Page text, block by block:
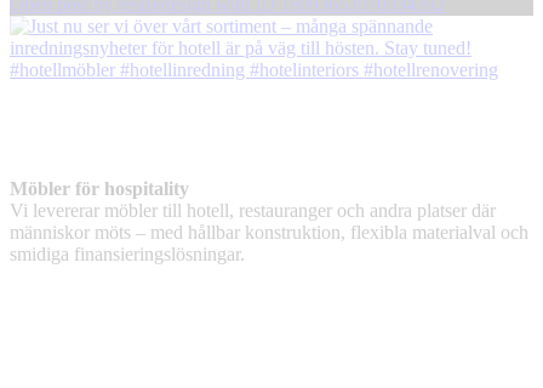
Möbler för hospitality
Vi levererar möbler till hotell, restauranger och andra platser där
människor möts – med hållbar konstruktion, flexibla materialval och
smidiga finansieringslösningar.